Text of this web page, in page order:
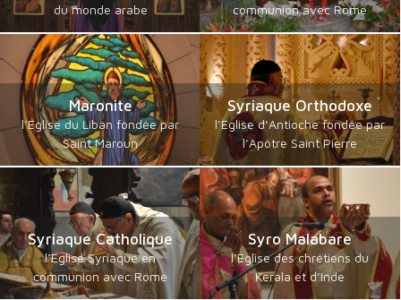
du monde arabe
communion avec Rome
Maronite
l’Eglise du Liban fondée par
Saint Maroun
Syriaque Orthodoxe
l’Eglise d’Antioche fondée par
l’Apôtre Saint Pierre
Syriaque Catholique
l’Eglise Syriaque en
communion avec Rome
Syro Malabare
l’Eglise des chrétiens du
Kerala et d’Inde